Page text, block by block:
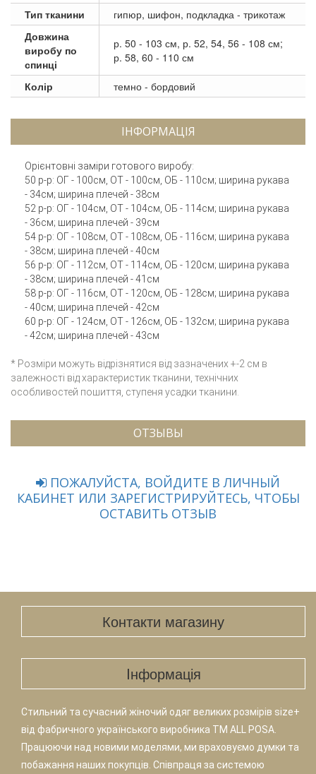
Тип тканини
гипюр, шифон, подкладка - трикотаж
Довжина
виробу по
спинці
р. 50 - 103 см, р. 52, 54, 56 - 108 см;
р. 58, 60 - 110 см
Колір темно - бордовий
ІНФОРМАЦІЯ
Орієнтовні заміри готового виробу:
50 р-р: ОГ - 100см, ОТ - 100см, ОБ - 110см; ширина рукава
- 34см; ширина плечей - 38см
52 р-р: ОГ - 104см, ОТ - 104см, ОБ - 114см; ширина рукава
- 36см; ширина плечей - 39см
54 р-р: ОГ - 108см, ОТ - 108см, ОБ - 116см; ширина рукава
- 38см; ширина плечей - 40см
56 р-р: ОГ - 112см, ОТ - 114см, ОБ - 120см; ширина рукава
- 38см; ширина плечей - 41см
58 р-р: ОГ - 116см, ОТ - 120см, ОБ - 128см; ширина рукава
- 40см; ширина плечей - 42см
60 р-р: ОГ - 124см, ОТ - 126см, ОБ - 132см; ширина рукава
- 42см; ширина плечей - 43см
* Розміри можуть відрізнятися від зазначених +-2 см в
залежності від характеристик тканини, технічних
особливостей пошиття, ступеня усадки тканини.
ОТЗЫВЫ
ПОЖАЛУЙСТА, ВОЙДИТЕ В ЛИЧНЫЙ
КАБИНЕТ ИЛИ ЗАРЕГИСТРИРУЙТЕСЬ, ЧТОБЫ
ОСТАВИТЬ ОТЗЫВ
Контакти магазину
Iнформація
Стильний та сучасний жіночий одяг великих розмірів size+
від фабричного українського виробника TM ALL POSA.
Працюючи над новими моделями, ми враховуємо думки та
побажання наших покупців. Співпраця за системою